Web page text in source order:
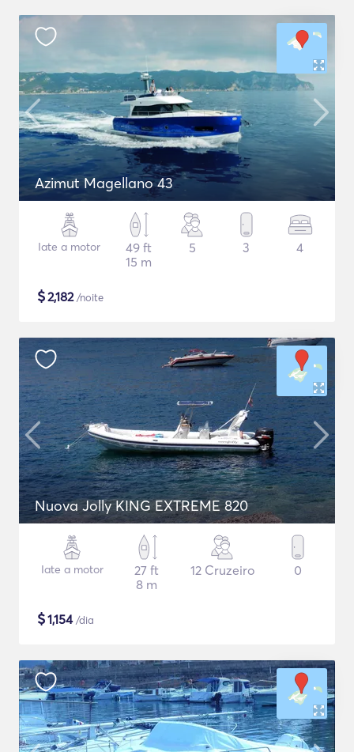
Azimut Magellano 43
Iate a motor
49 ft
15 m
5 3 4
$2,182/noite
Nuova Jolly KING EXTREME 820
Iate a motor
27 ft
8 m
12 Cruzeiro 0
$1,154/dia